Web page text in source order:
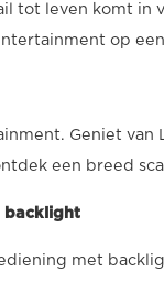
tot leven komt in
op
Geniet van
een breed
backlight
met